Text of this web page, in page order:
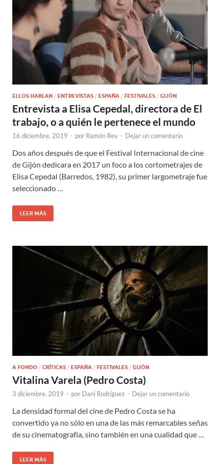
ELLOS HABLAN / ENTREVISTAS / ESPAÑA / FESTIVALES / GIJÓN
Entrevista a Elisa Cepedal, directora de El
trabajo, o a quién le pertenece el mundo
16 diciembre, 2019 - por Ramón Rey - Dejar un comentario
Dos años después de que el Festival Internacional de cine
de Gijón dedicara en 2017 un foco a los cortometrajes de
Elisa Cepedal (Barredos, 1982), su primer largometraje fue
seleccionado …
LEER MÁS
A FONDO / CRÍTICAS / ESPAÑA / FESTIVALES / GIJÓN
Vitalina Varela (Pedro Costa)
3 diciembre, 2019 - por Dani Rodríguez - Dejar un comentario
La densidad formal del cine de Pedro Costa se ha
convertido ya no sólo en una de las más remarcables señas
de su cinematografía, sino también en una cualidad que …
LEER MÁS